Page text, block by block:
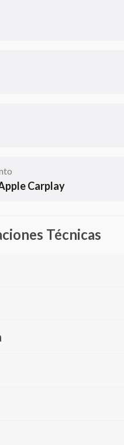
Carplay
Técnicas